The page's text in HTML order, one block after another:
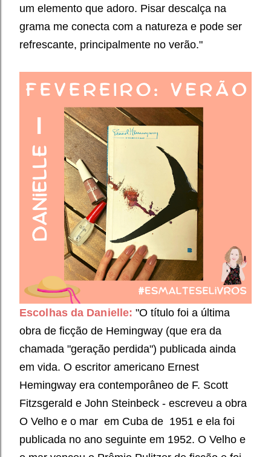
um elemento que adoro. Pisar descalça na
grama me conecta com a natureza e pode ser
refrescante, principalmente no verão."
Escolhas da Danielle: "O título foi a última
obra de ficção de Hemingway (que era da
chamada "geração perdida") publicada ainda
em vida. O escritor americano Ernest
Hemingway era contemporâneo de F. Scott
Fitzsgerald e John Steinbeck - escreveu a obra
O Velho e o mar em Cuba de 1951 e ela foi
publicada no ano seguinte em 1952. O Velho e